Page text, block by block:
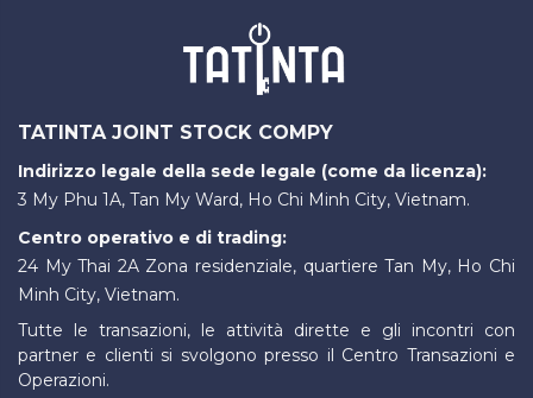
TATINTA JOINT STOCK COMPY
Indirizzo legale della sede legale (come da licenza):
3 My Phu 1A, Tan My Ward, Ho Chi Minh City, Vietnam.
Centro operativo e di trading:
24 My Thai 2A Zona residenziale, quartiere Tan My, Ho Chi
Minh City, Vietnam.
Tutte le transazioni, le attività dirette e gli incontri con
partner e clienti si svolgono presso il Centro Transazioni e
Operazioni.